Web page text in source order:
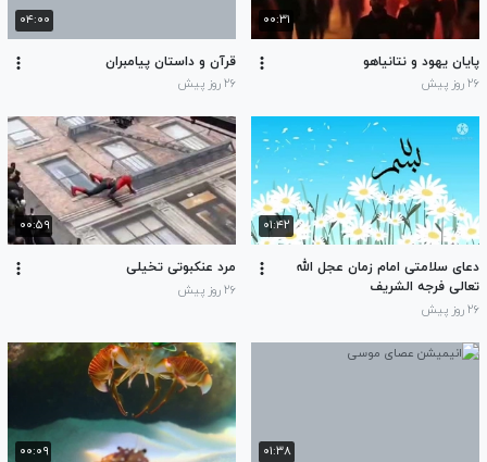
۰۰:۳۱
پایان یهود و نتانیاهو
۲۶ روز پیش
۰۴:۰۰
قرآن و داستان پیامبران
۲۶ روز پیش
۰۱:۴۲
دعای سلامتی امام زمان عجل الله
تعالی فرجه الشریف
۲۶ روز پیش
۰۰:۵۹
مرد عنکبوتی تخیلی
۲۶ روز پیش
۰۱:۳۸ ۰۰:۰۹